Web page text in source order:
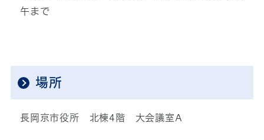
午まで
場所
長岡京市役所 北棟4階 大会議室A